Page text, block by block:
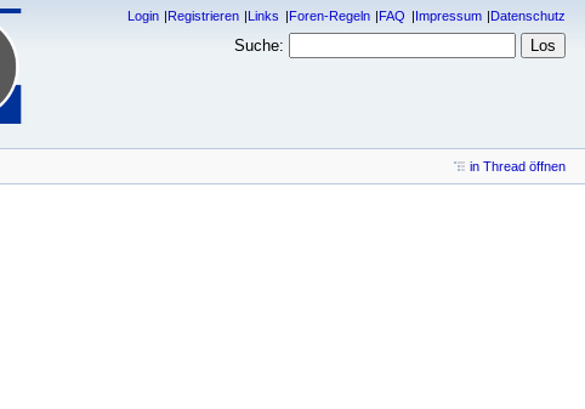
Login Registrieren Links Foren-Regeln FAQ Impressum Datenschutz
Suche:
in Thread öffnen